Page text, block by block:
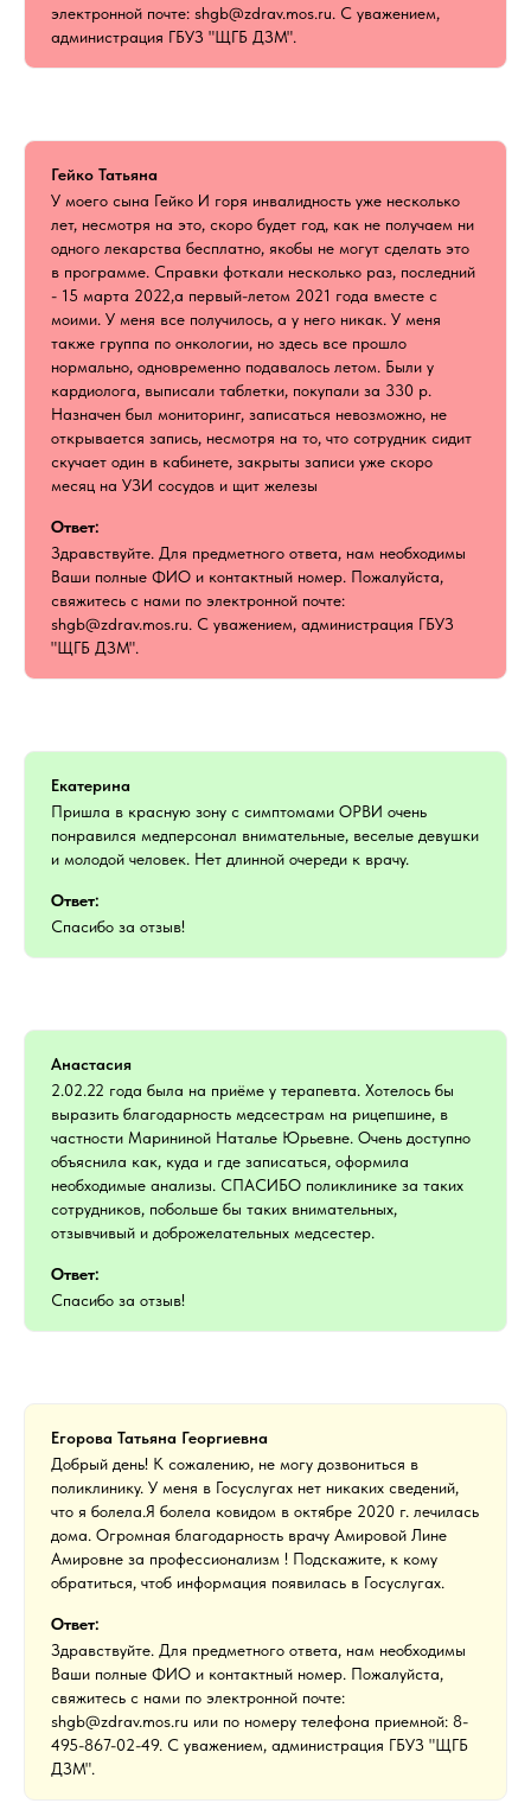
электронной почте: shgb@zdrav.mos.ru. С уважением,
администрация ГБУЗ "ЩГБ ДЗМ".
Гейко Татьяна
У моего сына Гейко И горя инвалидность уже несколько
лет, несмотря на это, скоро будет год, как не получаем ни
одного лекарства бесплатно, якобы не могут сделать это
в программе. Справки фоткали несколько раз, последний
- 15 марта 2022,а первый-летом 2021 года вместе с
моими. У меня все получилось, а у него никак. У меня
также группа по онкологии, но здесь все прошло
нормально, одновременно подавалось летом. Были у
кардиолога, выписали таблетки, покупали за 330 р.
Назначен был мониторинг, записаться невозможно, не
открывается запись, несмотря на то, что сотрудник сидит
скучает один в кабинете, закрыты записи уже скоро
месяц на УЗИ сосудов и щит железы
Ответ:
Здравствуйте. Для предметного ответа, нам необходимы
Ваши полные ФИО и контактный номер. Пожалуйста,
свяжитесь с нами по электронной почте:
shgb@zdrav.mos.ru. С уважением, администрация ГБУЗ
"ЩГБ ДЗМ".
Екатерина
Пришла в красную зону с симптомами ОРВИ очень
понравился медперсонал внимательные, веселые девушки
и молодой человек. Нет длинной очереди к врачу.
Ответ:
Спасибо за отзыв!
Анастасия
2.02.22 года была на приёме у терапевта. Хотелось бы
выразить благодарность медсестрам на рицепшине, в
частности Марининой Наталье Юрьевне. Очень доступно
объяснила как, куда и где записаться, оформила
необходимые анализы. СПАСИБО поликлинике за таких
сотрудников, побольше бы таких внимательных,
отзывчивый и доброжелательных медсестер.
Ответ:
Спасибо за отзыв!
Егорова Татьяна Георгиевна
Добрый день! К сожалению, не могу дозвониться в
поликлинику. У меня в Госуслугах нет никаких сведений,
что я болела.Я болела ковидом в октябре 2020 г. лечилась
дома. Огромная благодарность врачу Амировой Лине
Амировне за профессионализм ! Подскажите, к кому
обратиться, чтоб информация появилась в Госуслугах.
Ответ:
Здравствуйте. Для предметного ответа, нам необходимы
Ваши полные ФИО и контактный номер. Пожалуйста,
свяжитесь с нами по электронной почте:
shgb@zdrav.mos.ru или по номеру телефона приемной: 8-
495-867-02-49. С уважением, администрация ГБУЗ "ЩГБ
ДЗМ".